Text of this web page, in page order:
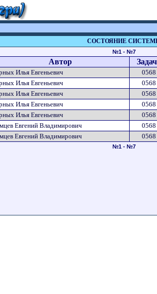
СОСТОЯНИЕ
№1 - №7
Автор
Илья Евгеньевич 0568
Илья Евгеньевич 0568
Илья Евгеньевич 0568
Илья Евгеньевич 0568
Илья Евгеньевич 0568
Евгений Владимирович 0568
Евгений Владимирович 0568
№1 - №7